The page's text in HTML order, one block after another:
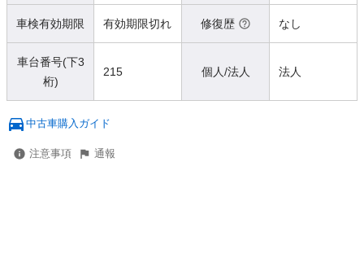
車検有効期限 有効期限切れ 修復歴 なし
車台番号(下3
桁)
215 個人/法人 法人
中古車購入ガイド
注意事項 通報